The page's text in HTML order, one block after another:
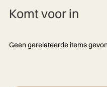
Komt voor in
Geen gerelateerde items